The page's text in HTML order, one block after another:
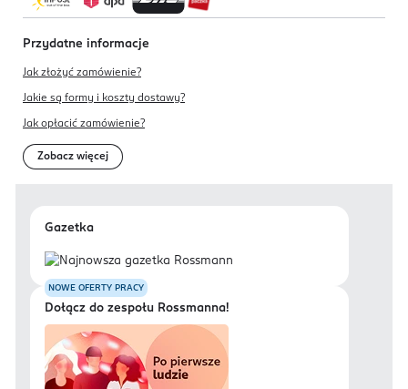
Przydatne informacje
Jak złożyć zamówienie?
Jakie są formy i koszty dostawy?
Jak opłacić zamówienie?
Zobacz więcej
Gazetka
NOWE OFERTY PRACY
Dołącz do zespołu Rossmanna!